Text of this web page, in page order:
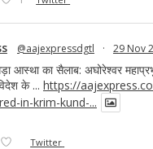
@aajexpressdgtl · 29 Nov
आस्था का सैलाब: अघोरेश्वर महाप्रभु
के ... https://
in-krim-kund-...
Twitter